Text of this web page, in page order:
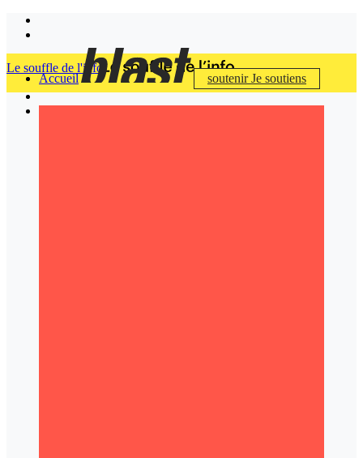
Accueil soutenirJe soutiens
Le souffle de l'info